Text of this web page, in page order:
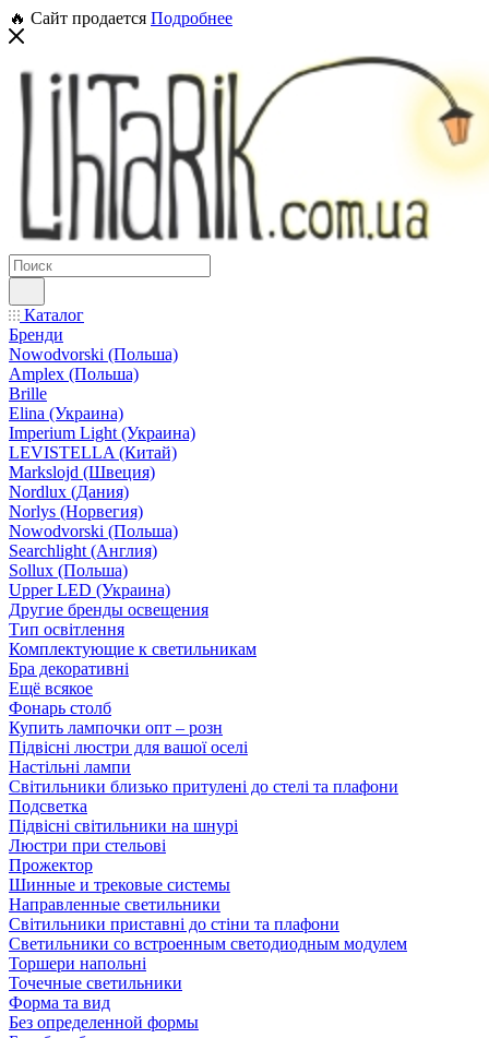
🔥 Сайт продается Подробнее
Каталог
Бренди
Nowodvorski (Польша)
Amplex (Польша)
Brille
Elina (Украина)
Imperium Light (Украина)
LEVISTELLA (Китай)
Markslojd (Швеция)
Nordlux (Дания)
Norlys (Норвегия)
Nowodvorski (Польша)
Searchlight (Англия)
Sollux (Польша)
Upper LED (Украина)
Другие бренды освещения
Тип освітлення
Комплектующие к светильникам
Бра декоративні
Ещё всякое
Фонарь столб
Купить лампочки опт – розн
Підвісні люстри для вашої оселі
Настільні лампи
Світильники близько притулені до стелі та плафони
Подсветка
Підвісні світильники на шнурі
Люстри при стельові
Прожектор
Шинные и трековые системы
Направленные светильники
Світильники приставні до стіни та плафони
Светильники со встроенным светодиодным модулем
Торшери напольні
Точечные светильники
Форма та вид
Без определенной формы